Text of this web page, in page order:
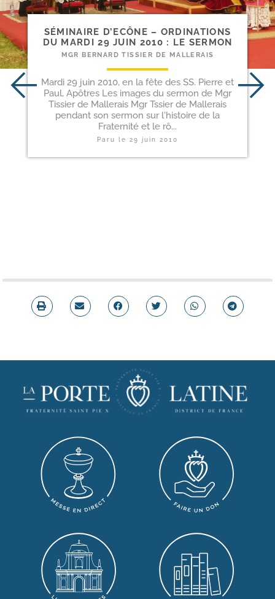
SÉMINAIRE D’ECÔNE – ORDINATIONS
DU MARDI 29 JUIN 2010 : LE SERMON
MGR BERNARD TISSIER DE MALLERAIS
Mardi 29 juin 2010, en la fête des SS. Pierre et
Paul, Apôtres Les images du sermon de Mgr
Tissier de Mallerais Mgr Tssier de Mallerais
pendant son sermon sur l'histoire de la
Fraternité et le rô...
Paru le 29 juin 2010